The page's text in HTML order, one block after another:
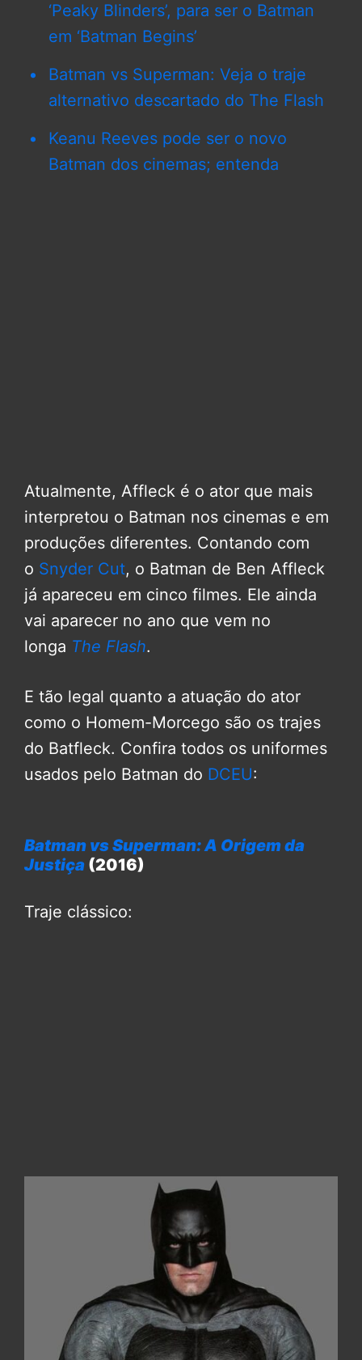
‘Peaky Blinders’, para ser o Batman
em ‘Batman Begins’
Batman vs Superman: Veja o traje
alternativo descartado do The Flash
Keanu Reeves pode ser o novo
Batman dos cinemas; entenda
Atualmente, Affleck é o ator que mais
interpretou o Batman nos cinemas e em
produções diferentes. Contando com
o Snyder Cut, o Batman de Ben Affleck
já apareceu em cinco filmes. Ele ainda
vai aparecer no ano que vem no
longa The Flash.
E tão legal quanto a atuação do ator
como o Homem-Morcego são os trajes
do Batfleck. Confira todos os uniformes
usados pelo Batman do DCEU:
Batman vs Superman: A Origem da
Justiça (2016)
Traje clássico: